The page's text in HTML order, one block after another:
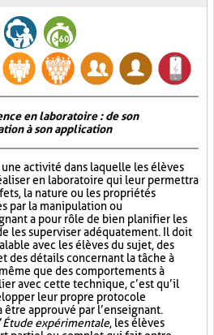
en laboratoire : de son
à son application
activité dans laquelle les élèves
en laboratoire qui leur permettra
la nature ou les propriétés
par la manipulation ou
a pour rôle de bien planifier les
les superviser adéquatement. Il doit
avec les élèves du sujet, des
des détails concernant la tâche à
que des comportements à
avec cette technique, c’est qu’il
leur propre protocole
approuvé par l’enseignant.
Étude expérimentale, les élèves